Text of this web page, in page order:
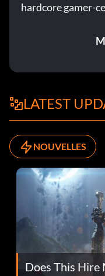
hardcore gamer-
LATEST
NOUVELLES
Does This